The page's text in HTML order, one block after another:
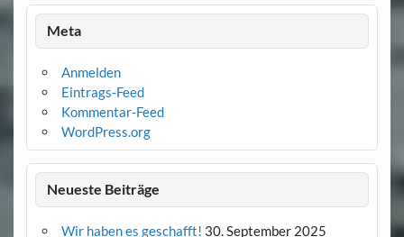
Meta
Anmelden
Eintrags-Feed
Kommentar-Feed
WordPress.org
Neueste Beiträge
Wir haben es geschafft! 30. September 2025